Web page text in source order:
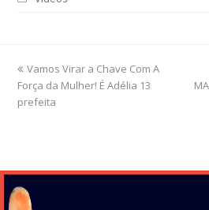
previous
post:
Vamos Virar a Chave Com A
Força da Mulher! É Adélia 13
prefeita